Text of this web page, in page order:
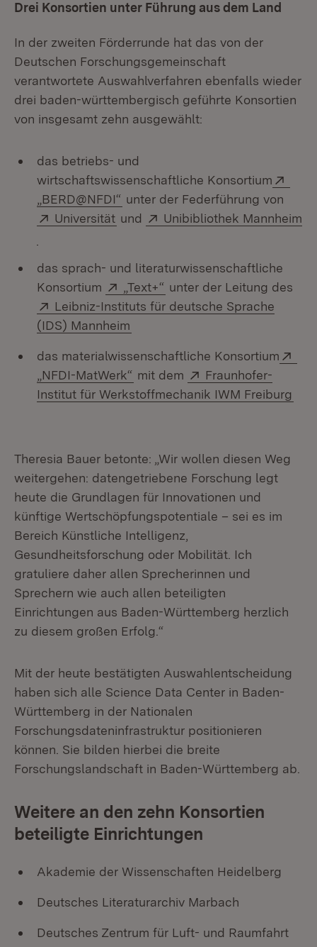
Drei Konsortien unter Führung aus dem Land
In der zweiten Förderrunde hat das von der
Deutschen Forschungsgemeinschaft
verantwortete Auswahlverfahren ebenfalls wieder
drei baden-württembergisch geführte Konsortien
von insgesamt zehn ausgewählt:
das betriebs- und
wirtschaftswissenschaftliche Konsortium
„BERD@NFDI“ (Öffnet in neuem Fenster)
unter der Federführung von
Extern:
Universität (Öffnet in neuem Fenster)
und Extern:
Unibibliothek Mannheim
das sprach- und literaturwissenschaftliche
Konsortium
Extern:
„Text+“ (Öffnet in neuem Fenster)
unter der Leitung des
Extern:
Leibniz-Instituts für deutsche Sprache
(IDS) Mannheim
das materialwissenschaftliche Konsortium
„NFDI-MatWerk“ (Öffnet in neuem Fenster)
mit dem Extern:
Fraunhofer-
Institut für Werkstoffmechanik IWM Freiburg
Theresia Bauer betonte: „Wir wollen diesen Weg
weitergehen: datengetriebene Forschung legt
heute die Grundlagen für Innovationen und
künftige Wertschöpfungspotentiale – sei es im
Bereich Künstliche Intelligenz,
Gesundheitsforschung oder Mobilität. Ich
gratuliere daher allen Sprecherinnen und
Sprechern wie auch allen beteiligten
Einrichtungen aus Baden-Württemberg herzlich
zu diesem großen Erfolg.“
Mit der heute bestätigten Auswahlentscheidung
haben sich alle Science Data Center in Baden-
Württemberg in der Nationalen
Forschungsdateninfrastruktur positionieren
können. Sie bilden hierbei die breite
Forschungslandschaft in Baden-Württemberg ab.
Weitere an den zehn Konsortien
beteiligte Einrichtungen
Akademie der Wissenschaften Heidelberg
Deutsches Literaturarchiv Marbach
Deutsches Zentrum für Luft- und Raumfahrt